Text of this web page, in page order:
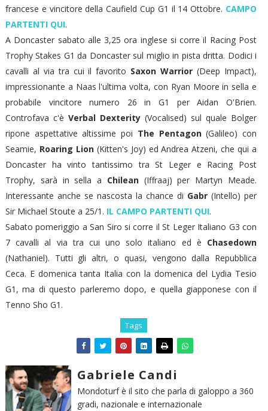
francese e vincitore della Caufield Cup G1 il 14 Ottobre. CAMPO
PARTENTI QUI.
A Doncaster sabato alle 3,25 ora inglese si corre il Racing Post
Trophy Stakes G1 da Doncaster sul miglio in pista dritta. Dodici i
cavalli al via tra cui il favorito Saxon Warrior(Deep Impact),
impressionante a Naas l'ultima volta, con Ryan Moore in sella e
probabile vincitore numero 26 in G1 per Aidan O'Brien.
Controfava c'è Verbal Dexterity (Vocalised) sul quale Bolger
ripone aspettative altissime poi The Pentagon(Galileo) con
Seamie, Roaring Lion (Kitten's Joy) ed Andrea Atzeni, che qui a
Doncaster ha vinto tantissimo tra St Leger e Racing Post
Trophy, sarà in sella a Chilean (Iffraaj) per Martyn Meade.
Interessante anche se nascosta la chance di Gabr (Intello) per
Sir Michael Stoute a 25/1. IL CAMPO PARTENTI QUI.
Sabato pomeriggio a San Siro si corre il St Leger Italiano G3 con
7 cavalli al via tra cui uno solo italiano ed è Chasedown
(Nathaniel). Tutti gli altri, o quasi, vengono dalla Repubblica
Ceca. E domenica tanta Italia con la domenica del Lydia Tesio
G1, ma di questo parleremo dopo, e quella giapponese con il
Tenno Sho G1.
Tags
Gabriele Candi
Mondoturf è il sito che parla di galoppo a 360
gradi, nazionale e internazionale